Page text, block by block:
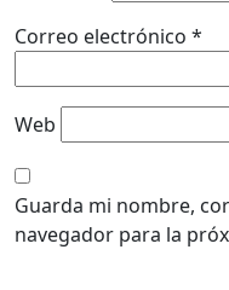
Correo electrónico *
Web
Guarda mi nombre,
navegador para la